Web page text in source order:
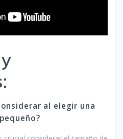
al elegir una